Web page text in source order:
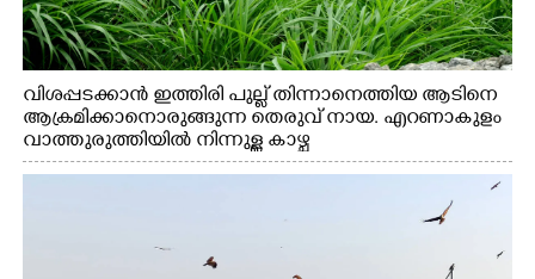
വിശപ്പടക്കാൻ ഇത്തിരി പുല്ല് തിന്നാനെത്തിയ ആടിനെ
ആക്രമിക്കാനൊരുങ്ങുന്ന തെരുവ് നായ. എറണാകുളം
വാത്തുരുത്തിയിൽ നിന്നുള്ള കാഴ്ച